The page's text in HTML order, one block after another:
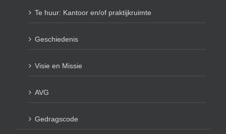
Te huur: Kantoor en/of praktijkruimte
Geschiedenis
Visie en Missie
AVG
Gedragscode